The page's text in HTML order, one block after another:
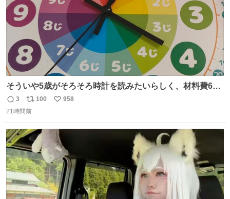
そういや5歳がそろそろ時計を読みたいらしく、材料費600
円で作れる知育時計作ってみた！ めっちゃ簡単！ ありがと
う先人！
返
信
3
リ
ポ
ト
数
100
い
数
958
21時間前